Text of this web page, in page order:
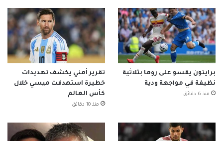
برايتون يقسو على روما بثلاثية
نظيفة في مواجهة ودية
منذ 6 دقائق
تقرير أمني يكشف تهديدات
خطيرة استهدفت ميسي خلال
كأس العالم
منذ 10 دقائق